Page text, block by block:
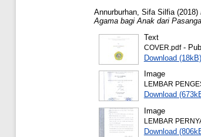
Annurburhan, Sifa Silfia (2018)
Agama bagi Anak dari
Text
COVER.pdf-
Download (18kB)
Image
LEMBAR
Download
Image
LEMBAR
Download